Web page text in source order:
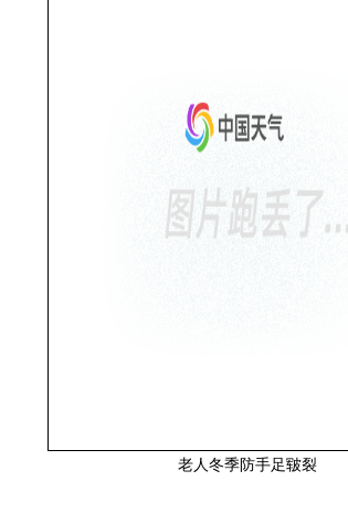
老人冬季防手足皲裂